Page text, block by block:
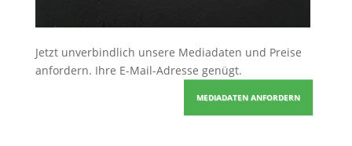
Jetzt unverbindlich unsere Mediadaten und Preise
anfordern. Ihre E-Mail-Adresse genügt.
MEDIADATEN ANFORDERN